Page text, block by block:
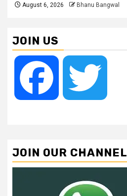
August 6, 2026 Bhanu Bangwal
JOIN US
Facebook
JOIN OUR CHANNEL